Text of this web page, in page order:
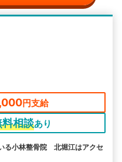
円支給
相談あり
る小林整骨院 北堀江はアクセ